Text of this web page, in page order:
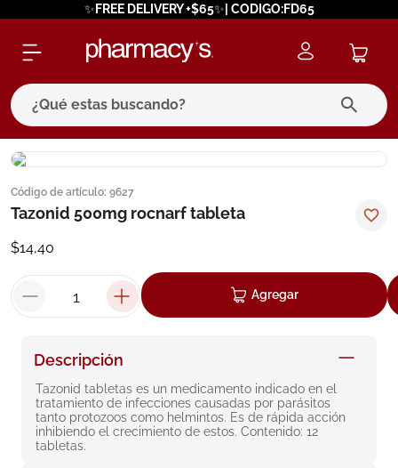
✨FREE DELIVERY +$65✨| CODIGO:FD65
¿Qué estas buscando?
Código de artículo: 9627
Tazonid 500mg rocnarf tableta
$14,40
Agregar
Descripción
Tazonid tabletas es un medicamento indicado en el
tratamiento de infecciones causadas por parásitos
tanto protozoos como helmintos. Es de rápida acción
inhibiendo el crecimiento de estos. Contenido: 12
tabletas.
términos más buscados
1. eucerin
3
pilexil
5. cerave
6 degraler
7. isdin
8. roche posay
9. megacistin